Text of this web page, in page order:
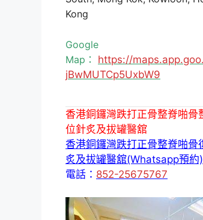
Kong
Google
Map： https://
jBwMUTCp5UxbW9
香港銅鑼灣跌打正骨整脊啪骨
位針炙及拔罐醫舘
香港銅鑼灣跌打正骨整脊啪骨
炙及拔罐醫舘(Whatsapp預約)
電話： 852-25675767